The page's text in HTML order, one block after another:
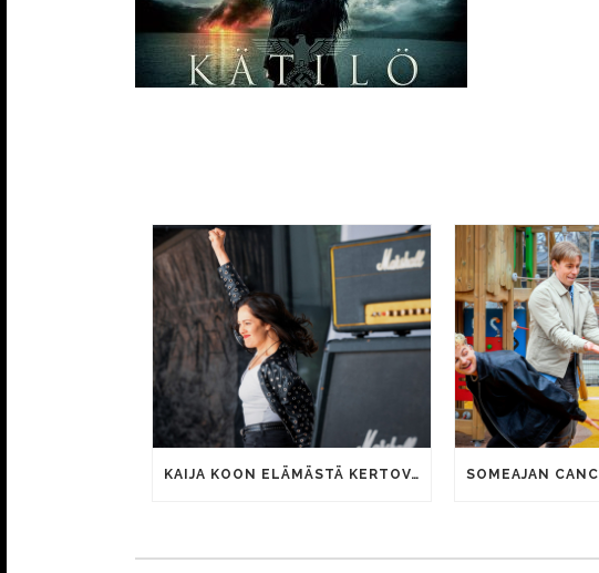
KAIJA KOON ELÄMÄSTÄ KERTOVAN KAUNIS RIETAS ONNELLINEN -ELOKUVAN TRAILER JULKI